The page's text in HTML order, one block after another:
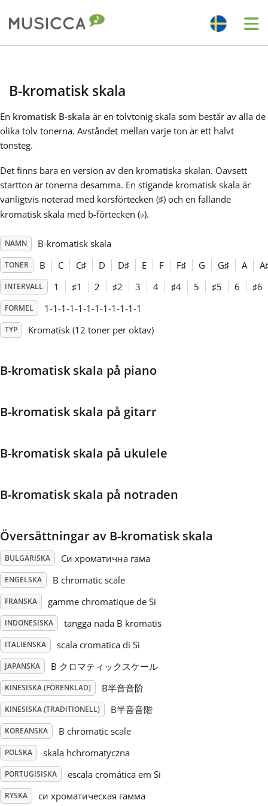
Deutsch
English
Français
한국어
हिन्दी
Italiano
Русский
Svenska
Tiếng Việt
Türkçe
Українська
简体中文
B-kromatisk skala
En kromatisk B-skala är en tolvtonig skala som består av alla de
olika tolv tonerna. Avståndet mellan varje ton är ett halvt
tonsteg.
Det finns bara en version av den kromatiska skalan. Oavsett
startton är tonerna desamma. En stigande kromatisk skala är
vanligtvis noterad med korsförtecken (♯) och en fallande
kromatisk skala med b-förtecken (♭).
NAMN B-kromatisk skala
TONER B C C♯ D D♯ E F F♯ G G♯ A A
INTERVALL 1 ♯1 2 ♯2 3 4 ♯4 5 ♯5 6 ♯6
FORMEL 1-1-1-1-1-1-1-1-1-1-1-1
TYP Kromatisk (12 toner per oktav)
B-kromatisk skala på piano
B-kromatisk skala på gitarr
B-kromatisk skala på ukulele
B-kromatisk skala på notraden
Översättningar av B-kromatisk skala
BULGARISKA Си хроматична гама
ENGELSKA B chromatic scale
FRANSKA gamme chromatique de Si
INDONESISKA tangga nada B kromatis
ITALIENSKA scala cromatica di Si
JAPANSKA B クロマティックスケール
KINESISKA (FÖRENKLAD) B半音音阶
KINESISKA (TRADITIONELL) B半音音階
KOREANSKA B chromatic scale
POLSKA skala hchromatyczna
PORTUGISISKA escala cromática em Si
RYSKA си хроматическая гамма